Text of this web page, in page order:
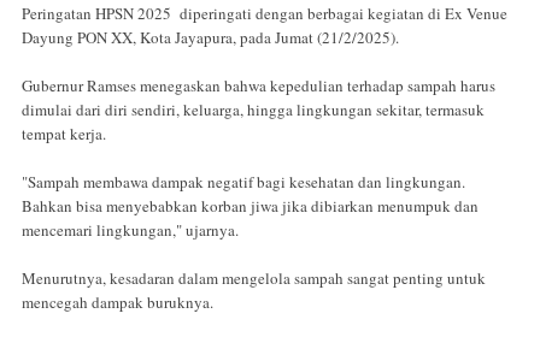
Peringatan HPSN 2025 diperingati dengan berbagai kegiatan di Ex Venue
Dayung PON XX, Kota Jayapura, pada Jumat (21/2/2025).
Gubernur Ramses menegaskan bahwa kepedulian terhadap sampah harus
dimulai dari diri sendiri, keluarga, hingga lingkungan sekitar, termasuk
tempat kerja.
"Sampah membawa dampak negatif bagi kesehatan dan lingkungan.
Bahkan bisa menyebabkan korban jiwa jika dibiarkan menumpuk dan
mencemari lingkungan," ujarnya.
Menurutnya, kesadaran dalam mengelola sampah sangat penting untuk
mencegah dampak buruknya.